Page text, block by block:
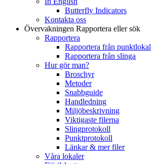
Butterfly Indicators
Kontakta oss
Övervakningen Rapportera eller sök
Rapportera
Rapportera från punktlokal
Rapportera från slinga
Hur gör man?
Broschyr
Metoder
Snabbguide
Handledning
Miljöbeskrivning
Viktigaste filerna
Slingprotokoll
Punktprotokoll
Länkar & mer filer
Våra lokaler